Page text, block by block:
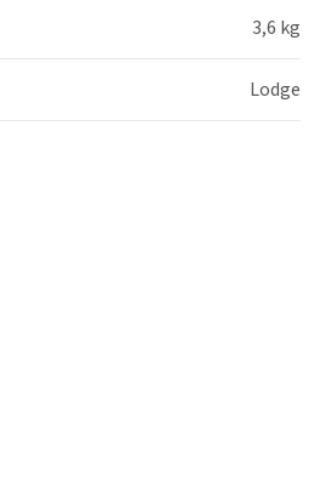
3,6 kg
Lodge